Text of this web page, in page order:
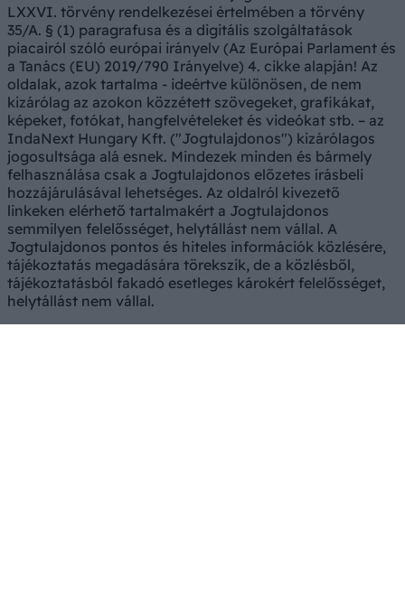
LXXVI. törvény rendelkezései értelmében a törvény
35/A. § (1) paragrafusa és a digitális szolgáltatások
piacairól szóló európai irányelv (Az Európai Parlament és
a Tanács (EU) 2019/790 Irányelve) 4. cikke alapján! Az
oldalak, azok tartalma - ideértve különösen, de nem
kizárólag az azokon közzétett szövegeket, grafikákat,
képeket, fotókat, hangfelvételeket és videókat stb. – az
IndaNext Hungary Kft. ("Jogtulajdonos") kizárólagos
jogosultsága alá esnek. Mindezek minden és bármely
felhasználása csak a Jogtulajdonos előzetes írásbeli
hozzájárulásával lehetséges. Az oldalról kivezető
linkeken elérhető tartalmakért a Jogtulajdonos
semmilyen felelősséget, helytállást nem vállal. A
Jogtulajdonos pontos és hiteles információk közlésére,
tájékoztatás megadására törekszik, de a közlésből,
tájékoztatásból fakadó esetleges károkért felelősséget,
helytállást nem vállal.